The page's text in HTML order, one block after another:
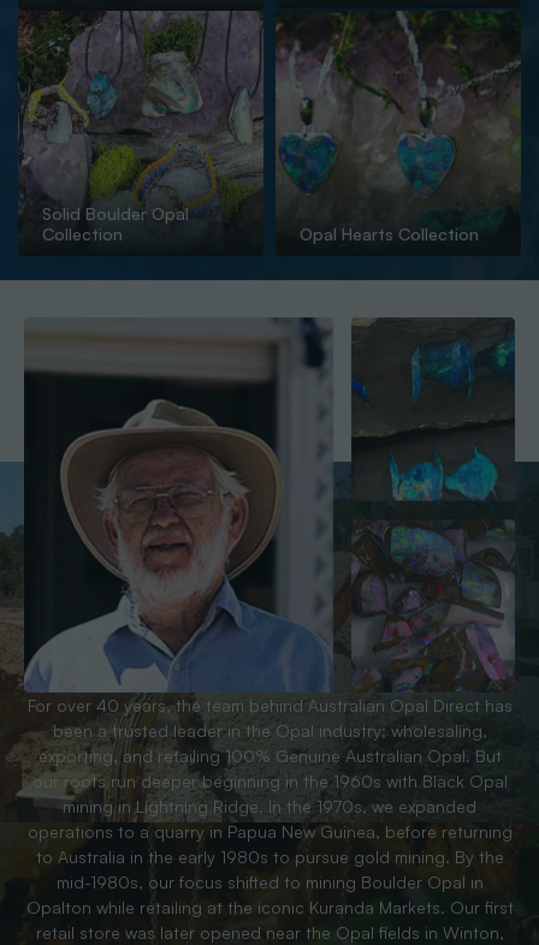
Solid Boulder Opal
Collection
Opal Hearts Collection
For over 40 years, the team behind Australian Opal Direct has
been a trusted leader in the Opal industry; wholesaling,
exporting, and retailing 100% Genuine Australian Opal. But
our roots run deeper beginning in the 1960s with Black Opal
mining in Lightning Ridge. In the 1970s, we expanded
operations to a quarry in Papua New Guinea, before returning
to Australia in the early 1980s to pursue gold mining. By the
mid-1980s, our focus shifted to mining Boulder Opal in
Opalton while retailing at the iconic Kuranda Markets. Our first
retail store was later opened near the Opal fields in Winton,